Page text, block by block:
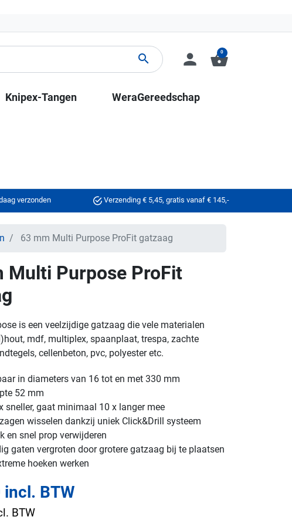
search person shopping_basket
0
Knipex-Tangen WeraGereedschap
verzonden Verzending € 5,45, gratis vanaf € 145,-
63 mm Multi Purpose ProFit gatzaag
Multi Purpose ProFit
is een veelzijdige gatzaag die vele materialen
mdf, multiplex, spaanplaat, trespa, zachte
cellenbeton, pvc, polyester etc.
in diameters van 16 tot en met 330 mm
52 mm
sneller, gaat minimaal 10 x langer mee
wisselen dankzij uniek Click&Drill systeem
en snel prop verwijderen
gaten vergroten door grotere gatzaag bij te plaatsen
hoeken werken
incl. BTW
BTW